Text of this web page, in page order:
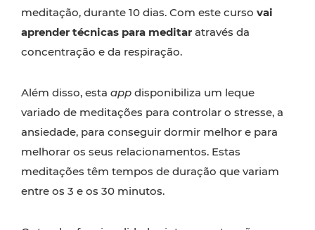
meditação, durante 10 dias. Com este curso vai
aprender técnicas para meditar através da
concentração e da respiração.
Além disso, esta app disponibiliza um leque
variado de meditações para controlar o stresse, a
ansiedade, para conseguir dormir melhor e para
melhorar os seus relacionamentos. Estas
meditações têm tempos de duração que variam
entre os 3 e os 30 minutos.